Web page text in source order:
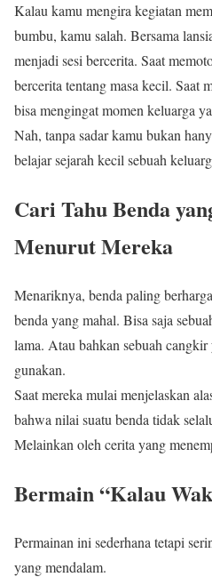
Kalau kamu mengira kegiatan
bumbu, kamu salah. Bersama
menjadi sesi bercerita. Saat
bercerita tentang masa kecil. Saat
bisa mengingat momen keluarga
Nah, tanpa sadar kamu bukan
belajar sejarah kecil sebuah
Cari Tahu Benda
Menurut Mereka
Menariknya, benda paling
benda yang mahal. Bisa saja
lama. Atau bahkan sebuah
gunakan.
Saat mereka mulai menjelaskan
bahwa nilai suatu benda tidak
Melainkan oleh cerita yang
Bermain “Kalau
Permainan ini sederhana tetapi
yang mendalam.